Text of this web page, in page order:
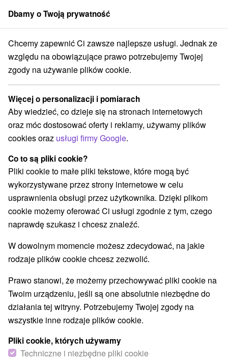
członek grupySorger
Stredné Slovensko Banskobystrický kraj Sklené Teplice
Last Minute Sklené Teplice
Kategorie
Wszystkie kategorie
Pobyty z rabatem(3)
Wellness pobyty(2) Wyjazdy weekendowe
Romantyczne wypady
Wakacje rodzinne(1)
Wybierz lokalizację lub datę
Najlepiej sprzedające
Wsie i miasta
dla dwojga
WSZYSTKO TOP - BESTSELLERY
Dbamy o Twoją prywatność
Chcemy zapewnić Ci zawsze najlepsze usługi. Jednak ze
względu na obowiązujące prawo potrzebujemy Twojej
zgody na używanie plików cookie.
Więcej o personalizacji i pomiarach
Aby wiedzieć, co dzieje się na stronach internetowych
oraz móc dostosować oferty i reklamy, używamy plików
cookies oraz usługi firmy Google.
Co to są pliki cookie?
Pliki cookie to małe pliki tekstowe, które mogą być
wykorzystywane przez strony internetowe w celu
usprawnienia obsługi przez użytkownika. Dzięki plikom
cookie możemy oferować Ci usługi zgodnie z tym, czego
naprawdę szukasz i chcesz znaleźć.
W dowolnym momencie możesz zdecydować, na jakie
rodzaje plików cookie chcesz zezwolić.
Prawo stanowi, że możemy przechowywać pliki cookie na
Twoim urządzeniu, jeśli są one absolutnie niezbędne do
działania tej witryny. Potrzebujemy Twojej zgody na
wszystkie inne rodzaje plików cookie.
Pliki cookie, których używamy
Techniczne i niezbędne pliki cookie